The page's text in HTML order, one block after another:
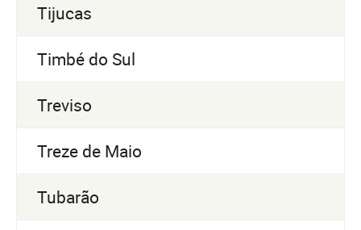
Tijucas
Timbé do Sul
Treviso
Treze de Maio
Tubarão